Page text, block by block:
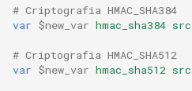
# Criptografia HMAC_SHA384
var $new_var hmac_sha384
# Criptografia HMAC_SHA512
var $new_var hmac_sha512